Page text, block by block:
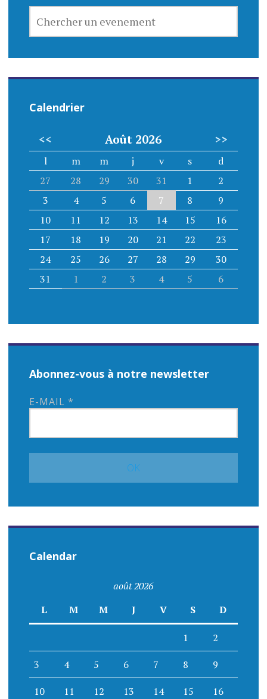
UN
Calendrier
<< Août 2026 >>
l m m j v s
d
27
28 29 30 31 1
2
3
4 5 6 7 8
9
10
11 12 13 14 15
16
17
18 19 20 21 22
23
24
25 26 27 28 29
30
31
1 2 3 4 5 6
Abonnez-vous à notre newsletter
E-MAIL *
Calendar
août 2026
L
M M J V S D
1 2
3 4 5 6 7 8 9
10 11 12 13 14 15 16